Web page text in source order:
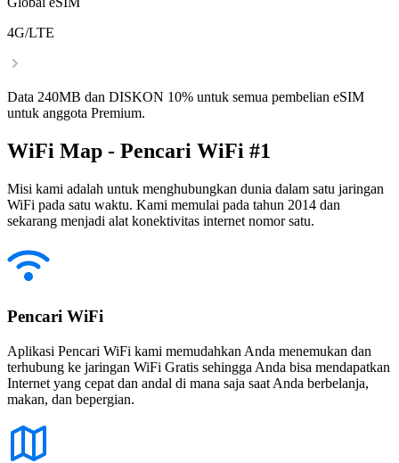
4G/LTE
Data 240MB dan DISKON 10% untuk semua pembelian eSIM
untuk anggota Premium.
WiFi Map - Pencari WiFi #1
Misi kami adalah untuk menghubungkan dunia dalam satu jaringan
WiFi pada satu waktu. Kami memulai pada tahun 2014 dan
sekarang menjadi alat konektivitas internet nomor satu.
Pencari WiFi
Aplikasi Pencari WiFi kami memudahkan Anda menemukan dan
terhubung ke jaringan WiFi Gratis sehingga Anda bisa mendapatkan
Internet yang cepat dan andal di mana saja saat Anda berbelanja,
makan, dan bepergian.